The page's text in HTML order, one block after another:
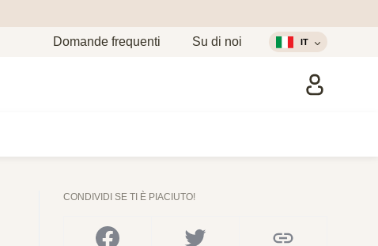
Domande frequenti Su di noi IT
CONDIVIDI SE TI È PIACIUTO!